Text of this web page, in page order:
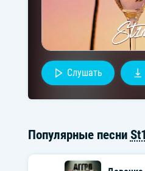
Слушать
Популярные песни